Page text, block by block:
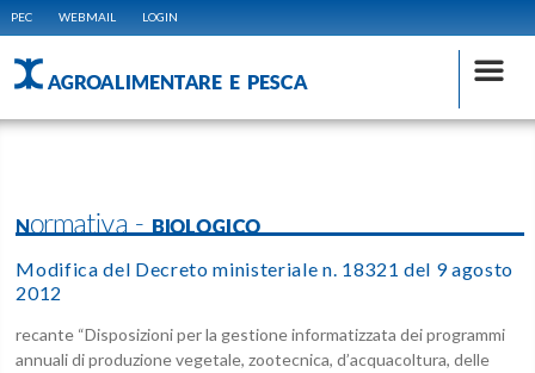
PEC WEBMAIL LOGIN
AGROALIMENTARE E PESCA
Normativa - BIOLOGICO
Modifica del Decreto ministeriale n. 18321 del 9 agosto
2012
recante “Disposizioni per la gestione informatizzata dei programmi
annuali di produzione vegetale, zootecnica, d’acquacoltura, delle